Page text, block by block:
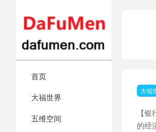
首页
大福世界
五维空间
大福
【
的经